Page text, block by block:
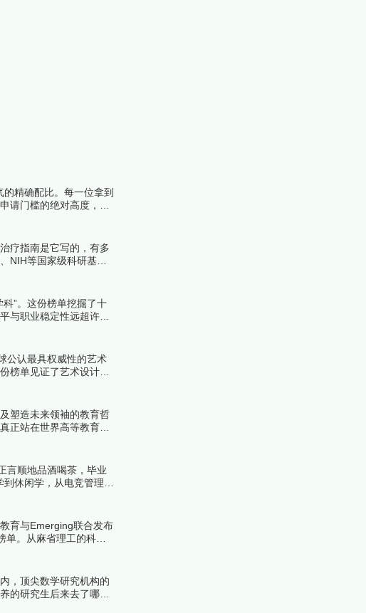
精确配比。每一位拿到
请门槛的绝对高度，遴
着榜中榜编辑一起来看
疗指南是它写的，有多
NIH等国家级科研基金
面跟着榜中榜编辑一起
”。这份榜单挖掘了十
与职业稳定性远超许多
名单吧！
公认最具权威性的艺术
单见证了艺术设计教
塑造未来领袖的教育哲
正站在世界高等教育金
一起来看看详细名单
言顺地品酒喝茶，毕业
休闲学，从电竞管理到
育与Emerging联合发布
。从麻省理工的科技
吧！
，顶尖数学研究机构的
的研究生后来去了哪里
究者公认的圣地。下